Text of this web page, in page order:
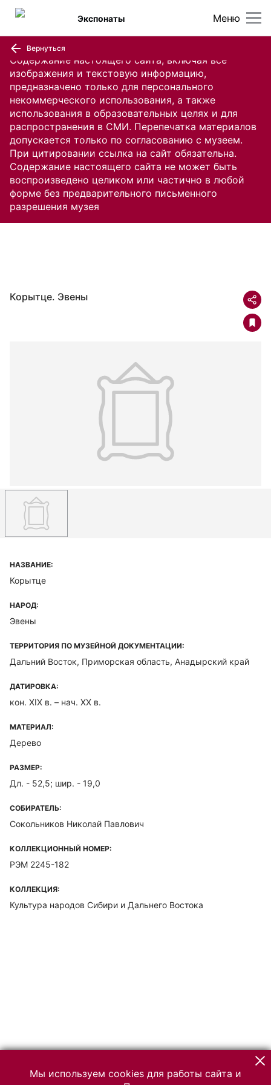
Содержание настоящего сайта, включая все
изображения и текстовую информацию,
предназначено только для персонального
некоммерческого использования, а также
использования в образовательных целях и для
распространения в СМИ. Перепечатка материалов
допускается только по согласованию с музеем.
При цитировании ссылка на сайт обязательна.
Содержание настоящего сайта не может быть
воспроизведено целиком или частично в любой
форме без предварительного письменного
разрешения музея
Меню
Экспонаты
Вернуться
Корытце. Эвены
НАЗВАНИЕ:
Корытце
НАРОД:
Эвены
ТЕРРИТОРИЯ ПО МУЗЕЙНОЙ ДОКУМЕНТАЦИИ:
Дальний Восток, Приморская область, Анадырский край
ДАТИРОВКА:
кон. XIX в. – нач. XX в.
МАТЕРИАЛ:
Дерево
РАЗМЕР:
Дл. - 52,5; шир. - 19,0
СОБИРАТЕЛЬ:
Сокольников Николай Павлович
КОЛЛЕКЦИОННЫЙ НОМЕР:
РЭМ 2245-182
КОЛЛЕКЦИЯ:
Культура народов Сибири и Дальнего Востока
Мы используем cookies для работы сайта и